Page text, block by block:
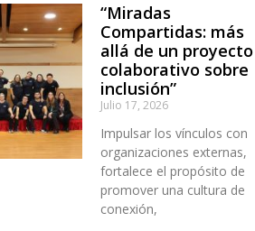
“Miradas
Compartidas: más
allá de un proyecto
colaborativo sobre
inclusión”
Julio 17, 2026
Impulsar los vínculos con
organizaciones externas,
fortalece el propósito de
promover una cultura de
conexión,